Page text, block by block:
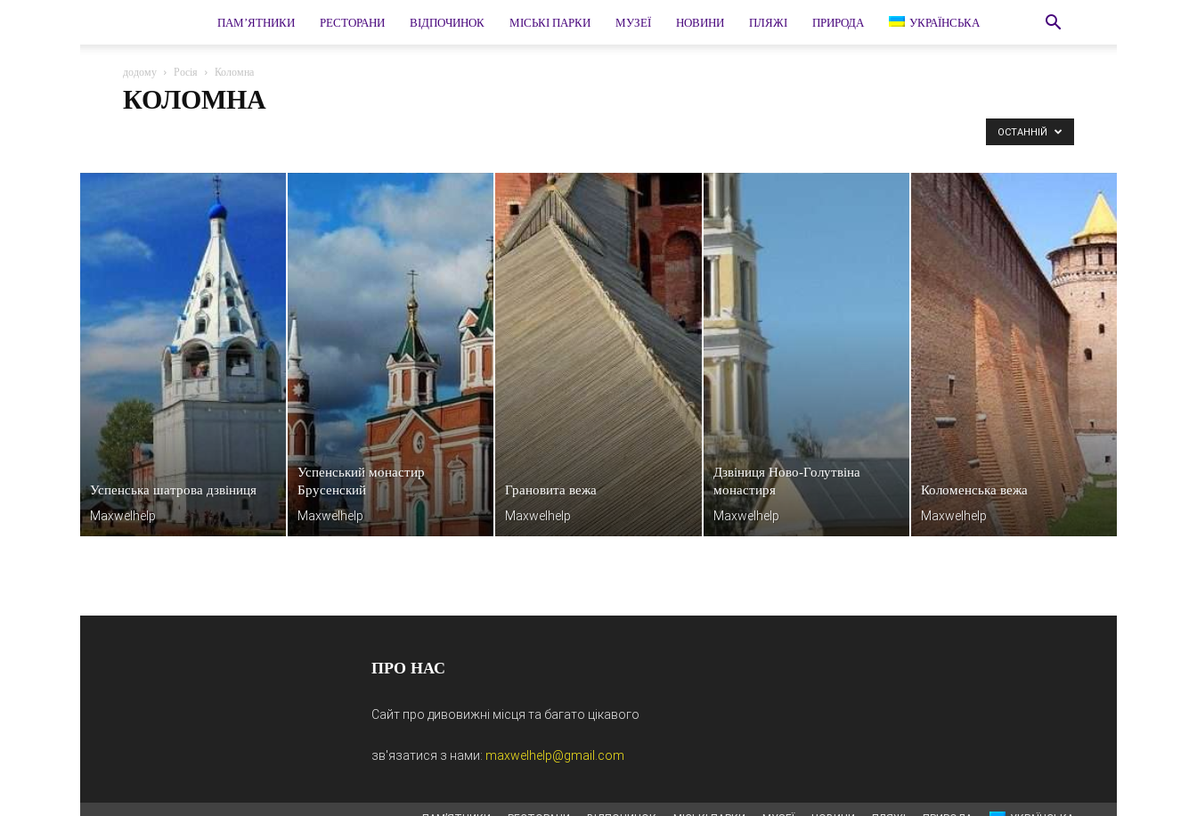
ПАМ’ЯТНИКИ РЕСТОРАНИ ВІДПОЧИНОК МІСЬКІ ПАРКИ МУЗЕЇ НОВИНИ ПЛЯЖІ ПРИРОДА УКРАЇНСЬКА
додому Росія Коломна
КОЛОМНА
Боголюбово
Бор Боровичі Бородіно Брянськ Валаам Валдай Великий Новгород
Великий Устюг
Виборг Волгоград Волгоградська область Волгодонськ Вологда
Воронеж Вязьма Геленджик Гірська Шория Городець Гузеріпль
Гурзуф
Гусак Кришталевий
Дзержинський Дівєєво Дмитрів Євпаторія Єйськ
Єкатеринбург
Єлабуга
Єсентуки Завидово Звенигород Зеленоградськ Златоуст Знахідка
Іжевськ
Іркутськ
Істра Йошкар-Ола Казань Калінінград Калуга
Каменномостский
Каменськ-Уральський
Кингисепп Кисловодськ Кідекша Кімри
Кострома
Костянтинове Красноярськ Кронштадт Куршская коса
Лазаревське
Ленінградська область
Липецька Лохвиця Люберці Магнітогорська Манжерок
Мишкін
Мінеральні води
Можайськ Московська область Мурманськ
ОСТАННІЙ
Успенська шатрова дзвіниця
Maxwelhelp
Успенський монастир
Брусенский
Maxwelhelp
Грановита вежа
Maxwelhelp
Дзвіниця Ново-Голутвіна
монастиря
Maxwelhelp
Коломенська вежа
Maxwelhelp
ПРО НАС
Сайт про дивовижні місця та багато цікавого
зв'язатися з нами: maxwelhelp@gmail.com